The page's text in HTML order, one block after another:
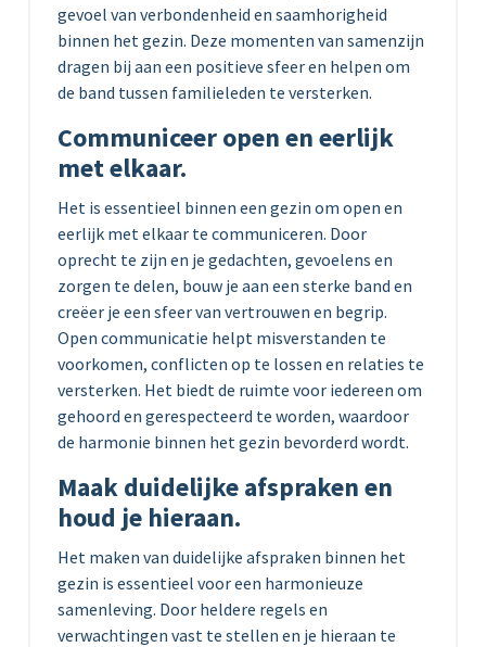
gevoel van verbondenheid en saamhorigheid
binnen het gezin. Deze momenten van samenzijn
dragen bij aan een positieve sfeer en helpen om
de band tussen familieleden te versterken.
Communiceer open en eerlijk
met elkaar.
Het is essentieel binnen een gezin om open en
eerlijk met elkaar te communiceren. Door
oprecht te zijn en je gedachten, gevoelens en
zorgen te delen, bouw je aan een sterke band en
creëer je een sfeer van vertrouwen en begrip.
Open communicatie helpt misverstanden te
voorkomen, conflicten op te lossen en relaties te
versterken. Het biedt de ruimte voor iedereen om
gehoord en gerespecteerd te worden, waardoor
de harmonie binnen het gezin bevorderd wordt.
Maak duidelijke afspraken en
houd je hieraan.
Het maken van duidelijke afspraken binnen het
gezin is essentieel voor een harmonieuze
samenleving. Door heldere regels en
verwachtingen vast te stellen en je hieraan te